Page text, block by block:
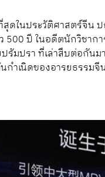
สุดในประวัติศาสตร์จี
ปี ในอดีตนักวิชากา
ปรัมปรา ที่เล่าสืบต่อ
กำเนิดของอารยธรรมจี